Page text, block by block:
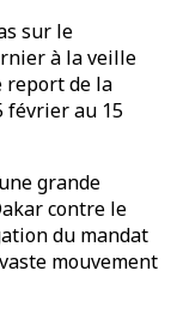
sur le
à la veille
report de la
février au 15
grande
contre le
du mandat
mouvement